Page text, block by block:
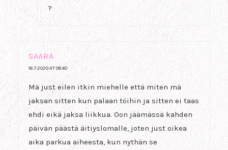
?
SAARA
16.7.2020 AT 08:40
Mä just eilen itkin miehelle että miten mä
jaksan sitten kun palaan töihin ja sitten ei taas
ehdi eikä jaksa liikkua. Oon jäämässä kahden
päivän päästä äitiyslomalle, joten just oikea
aika parkua aiheesta, kun nythän se